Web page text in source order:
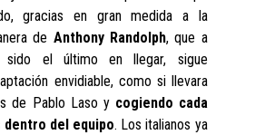
gracias en gran medida a la
de Anthony Randolph, que a
sido el último en llegar, sigue
envidiable, como si llevara
de Pablo Laso y cogiendo cada
dentro del equipo. Los italianos ya